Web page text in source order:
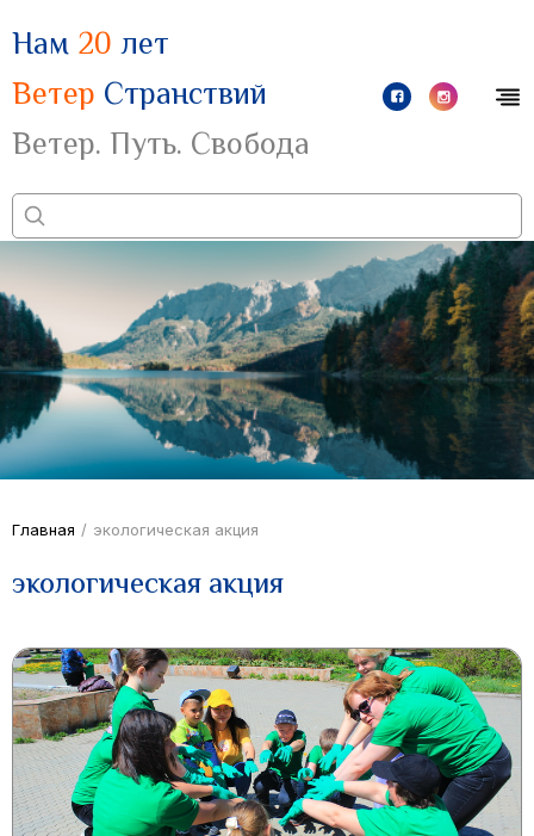
Нам 20 лет
Ветер Странствий
Ветер. Путь. Свобода
Главная / экологическая акция
экологическая акция